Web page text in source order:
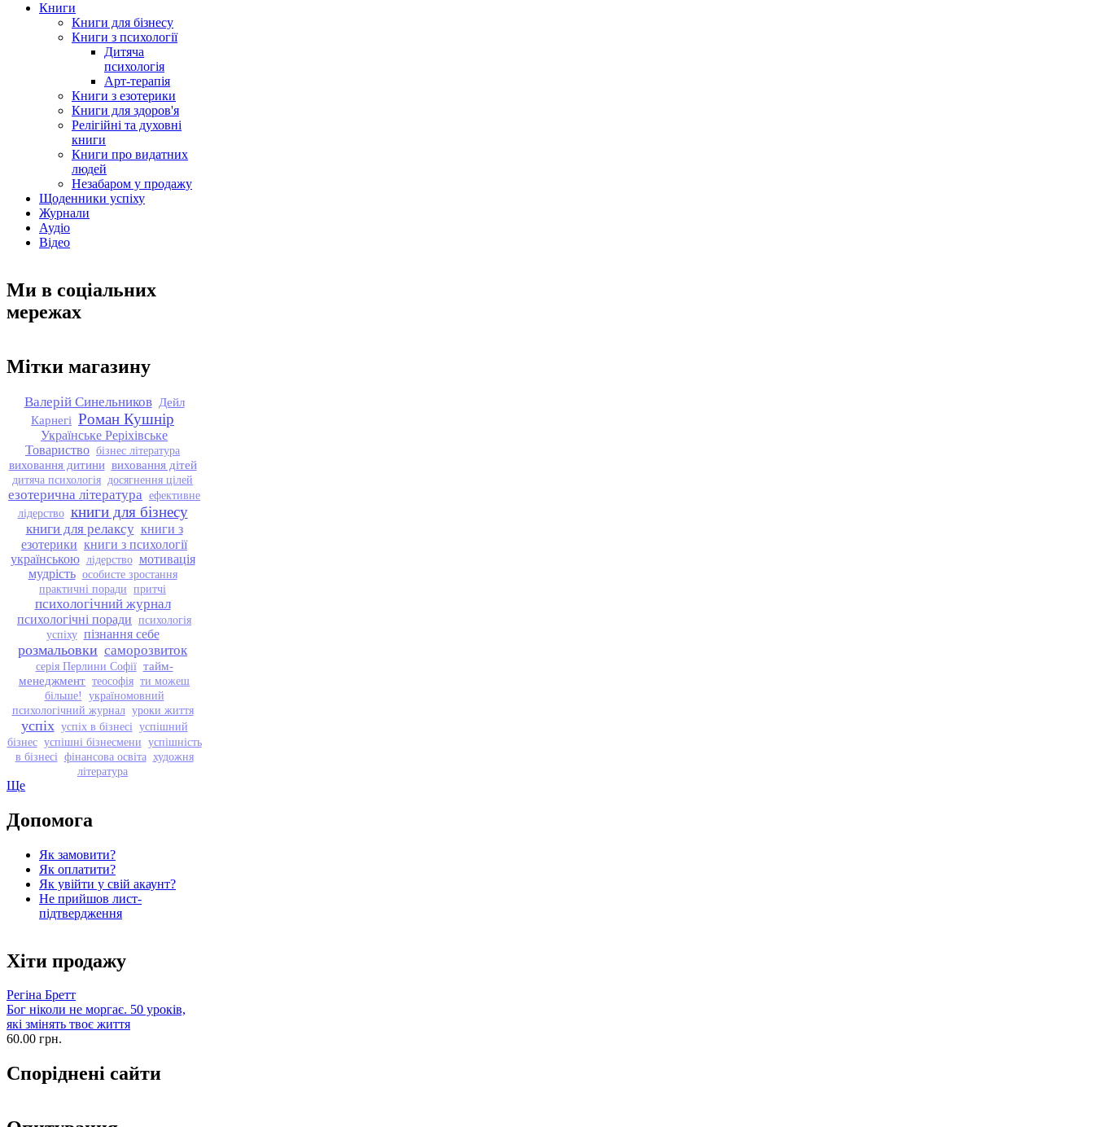
Книги
Книги для бізнесу
Книги з психології
Дитяча
психологія
Арт-терапія
Книги з езотерики
Книги для здоров'я
Релігійні та духовні
книги
Книги про видатних
людей
Незабаром у продажу
Щоденники успіху
Журнали
Аудіо
Відео
Ми в соціальних
мережах
Мітки магазину
Валерій Синельников Дейл
Карнегі Роман Кушнір
Українське Реріхівське
Товариство бізнес література
виховання дитини виховання дітей
дитяча психологія досягнення цілей
езотерична література ефективне
лідерство книги для бізнесу
книги для релаксу книги з
езотерики книги з психології
українською лідерство мотивація
мудрість особисте зростання
практичні поради притчі
психологічний журнал
психологічні поради психологія
успіху пізнання себе
розмальовки саморозвиток
серія Перлини Софії тайм-
менеджмент теософія ти можеш
більше!
україномовний
психологічний журнал уроки життя
успіх успіх в бізнесі успішний
бізнес успішні бізнесмени успішність
в бізнесі фінансова освіта художня
література
Ще
Допомога
Як замовити?
Як оплатити?
Як увійти у свій акаунт?
Не прийшов лист-
підтвердження
Хіти продажу
Регіна Бретт
Бог ніколи не моргає. 50 уроків,
які змінять твоє життя
60.00 грн.
Споріднені сайти